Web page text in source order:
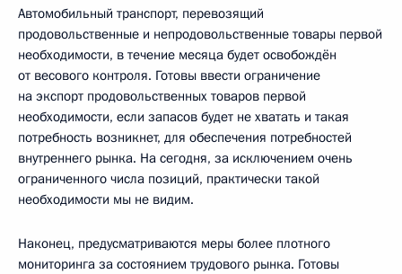
Автомобильный транспорт, перевозящий
продовольственные и непродовольственные товары первой
необходимости, в течение месяца будет освобождён
от весового контроля. Готовы ввести ограничение
на экспорт продовольственных товаров первой
необходимости, если запасов будет не хватать и такая
потребность возникнет, для обеспечения потребностей
внутреннего рынка. На сегодня, за исключением очень
ограниченного числа позиций, практически такой
необходимости мы не видим.
Наконец, предусматриваются меры более плотного
мониторинга за состоянием трудового рынка. Готовы